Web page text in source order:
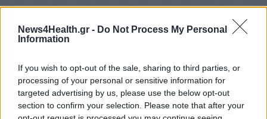
News4Health.gr - Do Not Process My Personal
Information
If you wish to opt-out of the sale, sharing to third parties, or
processing of your personal or sensitive information for
targeted advertising by us, please use the below opt-out
section to confirm your selection. Please note that after your
Αυτή η σύνδεση είναι ενδιαφέρουσα και σημαντική»,
δήλωσε. «Ωστόσο, η συσχέτιση δεν έχει αιτιώδη
με την πολυπλοκότητα των περιπτώσεων. Οι συγγραφείς
προσπάθησαν να λάβουν υπόψη τους το μείγμα των
περιπτώσεων προσαρμόζοντας τους συγχυτικούς
παράγοντες, αλλά δεν μπορούν να αποκλειστούν οι